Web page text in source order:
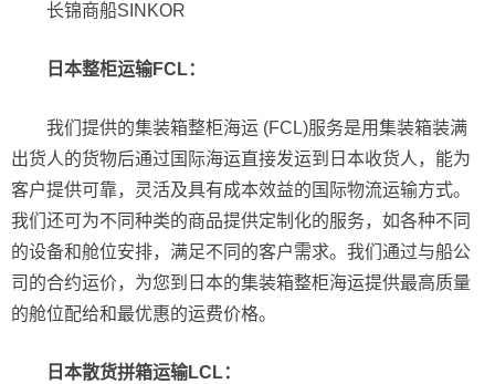
长锦商船SINKOR
日本整柜运输FCL：
我们提供的集装箱整柜海运 (FCL)服务是用集装箱装满
出货人的货物后通过国际海运直接发运到日本收货人，能为
客户提供可靠，灵活及具有成本效益的国际物流运输方式。
我们还可为不同种类的商品提供定制化的服务，如各种不同
的设备和舱位安排，满足不同的客户需求。我们通过与船公
司的合约运价，为您到日本的集装箱整柜海运提供最高质量
的舱位配给和最优惠的运费价格。
日本散货拼箱运输LCL：